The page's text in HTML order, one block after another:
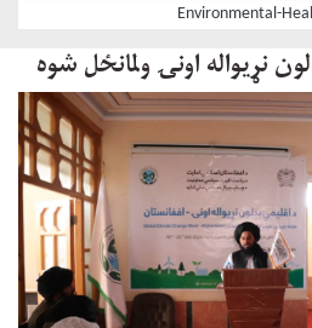
Environmental-
نړيواله اونۍ ولمانځل شوه